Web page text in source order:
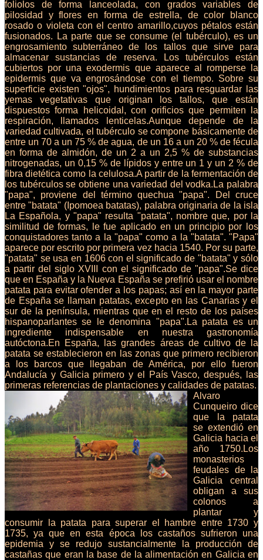
foliolos de forma lanceolada, con grados variables de
pilosidad y flores en forma de estrella, de color blanco
rosado o violeta con el centro amarillo,cuyos pétalos están
fusionados. La parte que se consume (el tubérculo), es un
engrosamiento subterráneo de los tallos que sirve para
almacenar sustancias de reserva. Los tubérculos están
cubiertos por una exodermis que aparece al romperse la
epidermis que va engrosándose con el tiempo. Sobre su
superficie existen "ojos", hundimientos para resguardar las
yemas vegetativas que originan los tallos, que están
dispuestos forma helicoidal, con orificios que permiten la
respiración, llamados lenticelas.Aunque depende de la
variedad cultivada, el tubérculo se compone básicamente de
entre un 70 a un 75 % de agua, de un 16 a un 20 % de fécula
en forma de almidón, de un 2 a un 2,5 % de substancias
nitrogenadas, un 0,15 % de lípidos y entre un 1 y un 2 % de
fibra dietética como la celulosa.A partir de la fermentación de
los tubérculos se obtiene una variedad del vodka.La palabra
"papa", proviene del término quechua "papa". Del cruce
entre "batata" (Ipomoea batatas), palabra originaria de la isla
La Española, y "papa" resulta "patata", nombre que, por la
similitud de formas, le fue aplicado en un principio por los
conquistadores tanto a la "papa" como a la "batata". "Papa"
aparece por escrito por primera vez hacia 1540. Por su parte,
"patata" se usa en 1606 con el significado de "batata" y sólo
a partir del siglo XVIII con el significado de "papa".Se dice
que en España y la Nueva España se prefirió usar el nombre
patata para evitar ofender a los papas; así en la mayor parte
de España se llaman patatas, excepto en las Canarias y el
sur de la península, mientras que en el resto de los países
hispanoparlantes se le denomina "papa".La patata es un
ingrediente indispensable en nuestra gastronomía
autóctona.En España, las grandes áreas de cultivo de la
patata se establecieron en las zonas que primero recibieron
a los barcos que llegaban de América, por ello fueron
Andalucía y Galicia primero y el País Vasco, después, las
primeras referencias de plantaciones y calidades de patatas.
Alvaro
Cunqueiro dice
que la patata
se extendió en
Galicia hacia el
año 1750.Los
monasterios
feudales de la
Galicia central
obligan a sus
colonos a
plantar y
consumir la patata para superar el hambre entre 1730 y
1735, ya que en esta época los castaños sufrieron una
epidemia y se redujo sustancialmente la producción de
castañas que eran la base de la alimentación en Galicia en